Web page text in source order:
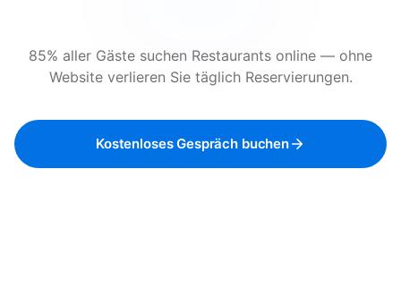
85% aller Gäste suchen Restaurants online — ohne
Website verlieren Sie täglich Reservierungen.
Kostenloses Gespräch buchen